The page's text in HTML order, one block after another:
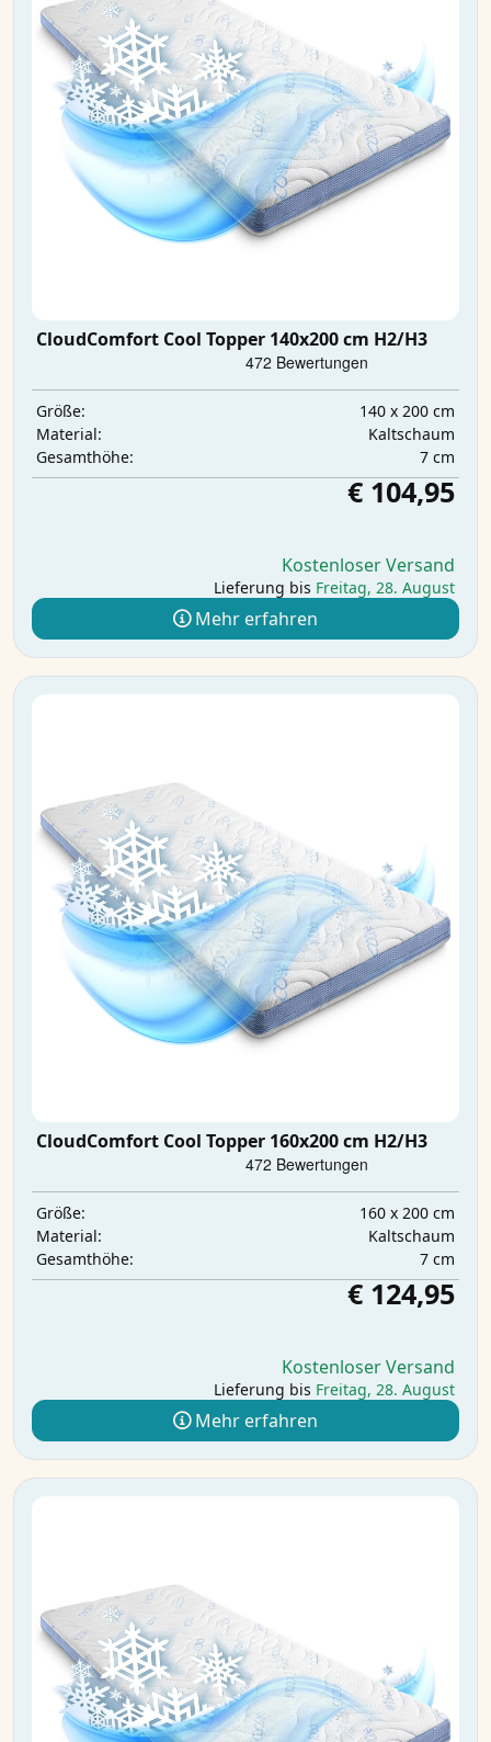
CloudComfort Cool Topper 140x200 cm H2/H3
Größe:
140 x 200 cm
Material:
Kaltschaum
Gesamthöhe:
7 cm
€ 104,95
Kostenloser Versand
Lieferung bis Freitag, 28. August
Mehr erfahren
CloudComfort Cool Topper 160x200 cm H2/H3
Größe:
160 x 200 cm
Material:
Kaltschaum
Gesamthöhe:
7 cm
€ 124,95
Kostenloser Versand
Lieferung bis Freitag, 28. August
Mehr erfahren